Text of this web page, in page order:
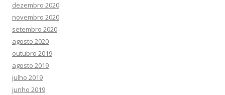
dezembro 2020
novembro 2020
setembro 2020
agosto 2020
outubro 2019
agosto 2019
julho 2019
junho 2019